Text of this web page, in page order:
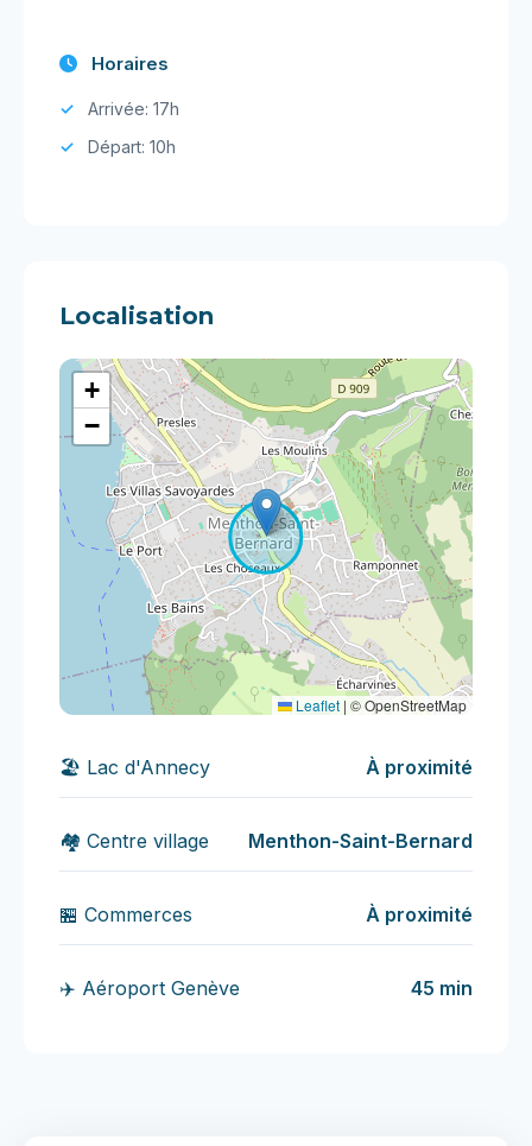
Horaires
Arrivée: 17h
Départ: 10h
Localisation
+
−
Leaflet | © OpenStreetMap
🏖️ Lac d'Annecy À proximité
🏘️ Centre village Menthon-Saint-Bernard
🏪 Commerces À proximité
✈️ Aéroport Genève 45 min